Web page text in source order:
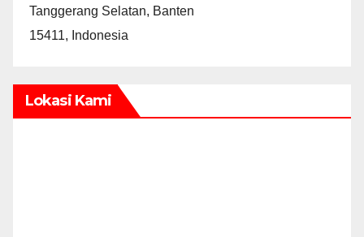
Tanggerang Selatan, Banten
15411, Indonesia
Lokasi Kami